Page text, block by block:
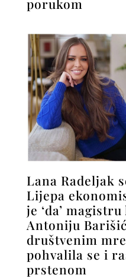
porukom
Lana Radeljak
Lijepa
je ‘da’
Antoniju
društvenim
pohvalila se i
prstenom